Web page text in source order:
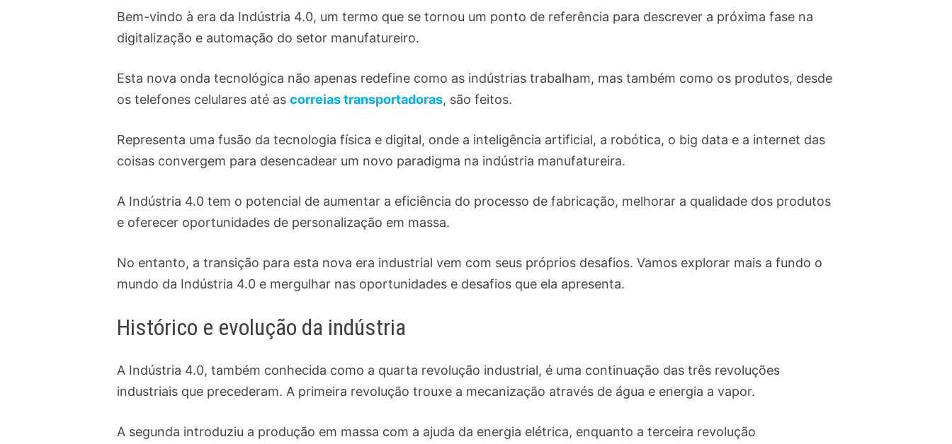
Bem-vindo à era da Indústria 4.0, um termo que se tornou um ponto de referência para descrever a próxima fase na
digitalização e automação do setor manufatureiro.
Esta nova onda tecnológica não apenas redefine como as indústrias trabalham, mas também como os produtos, desde
os telefones celulares até ascorreias transportadoras, são feitos.
Representa uma fusão da tecnologia física e digital, onde a inteligência artificial, a robótica, o big data e a internet das
coisas convergem para desencadear um novo paradigma na indústria manufatureira.
A Indústria 4.0 tem o potencial de aumentar a eficiência do processo de fabricação, melhorar a qualidade dos produtos
e oferecer oportunidades de personalização em massa.
No entanto, a transição para esta nova era industrial vem com seus próprios desafios. Vamos explorar mais a fundo o
mundo da Indústria 4.0 e mergulhar nas oportunidades e desafios que ela apresenta.
Histórico e evolução da indústria
A Indústria 4.0, também conhecida como a quarta revolução industrial, é uma continuação das três revoluções
industriais que precederam. A primeira revolução trouxe a mecanização através de água e energia a vapor.
A segunda introduziu a produção em massa com a ajuda da energia elétrica, enquanto a terceira revolução